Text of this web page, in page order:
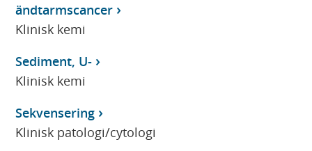
ändtarmscancer
Klinisk kemi
Sediment, U-
Klinisk kemi
Sekvensering
Klinisk patologi/cytologi